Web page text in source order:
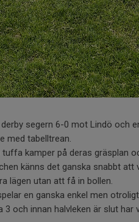
segern 6-0 mot Lindö och
med tabelltrean.
kamper på deras gräsplan
känns det ganska snabbt att
lägen utan att få in bollen.
en ganska enkel men
3 och innan halvleken är slut